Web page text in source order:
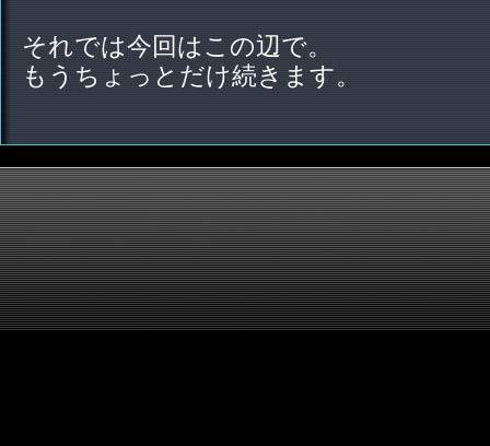
それでは今回はこの辺で。
もうちょっとだけ続きます。